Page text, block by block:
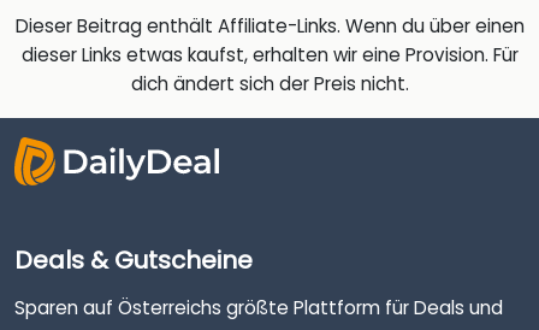
Dieser Beitrag enthält Affiliate-Links. Wenn du über einen
dieser Links etwas kaufst, erhalten wir eine Provision. Für
dich ändert sich der Preis nicht.
Deals & Gutscheine
Sparen auf Österreichs größte Plattform für Deals und